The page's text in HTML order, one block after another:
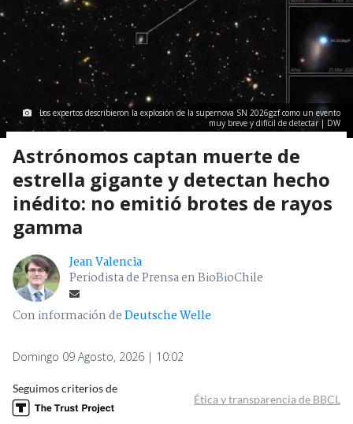
Los expertos describieron la explosión de la supernova SN 2026gzf como un evento
muy breve y difícil de detectar | DW
Astrónomos captan muerte de
estrella gigante y detectan hecho
inédito: no emitió brotes de rayos
gamma
Jean Valencia
Periodista de Prensa en BioBioChile
Con información deDeutsche Welle
Domingo 09 Agosto, 2026 | 10:02
Seguimos criterios de
Ética y transparencia de BBCL